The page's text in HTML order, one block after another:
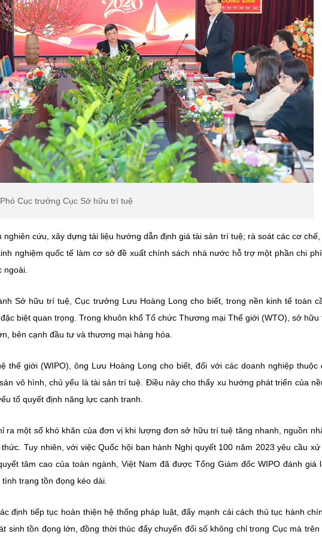
Cục trưởng Cục Sở hữu trí tuệ
cứu, xây dựng tài liệu hướng dẫn định giá tài sản trí tuệ; rà soát các cơ chế,
nghiệm quốc tế làm cơ sở đề xuất chính sách nhà nước hỗ trợ một phần chi
Sở hữu trí tuệ, Cục trưởng Lưu Hoàng Long cho biết, trong nền kinh tế toàn
biệt quan trọng. Trong khuôn khổ Tổ chức Thương mại Thế giới (WTO), sở hữu
bên cạnh đầu tư và thương mại hàng hóa.
thế giới (WIPO), ông Lưu Hoàng Long cho biết, đối với các doanh nghiệp thuộc
vô hình, chủ yếu là tài sản trí tuệ. Điều này cho thấy xu hướng phát triển của
tố quyết định năng lực cạnh tranh.
ra một số khó khăn của đơn vị khi lượng đơn sở hữu trí tuệ tăng nhanh, nguồn
Tuy nhiên, với việc Quốc hội ban hành Nghị quyết 100 năm 2023 yêu cầu xử
tâm cao của toàn ngành, Việt Nam đã được Tổng Giám đốc WIPO đánh giá
trạng tồn đọng kéo dài.
định tiếp tục hoàn thiện hệ thống pháp luật, đẩy mạnh cải cách thủ tục hành
sinh tồn đọng lớn, đồng thời thúc đẩy chuyển đổi số không chỉ trong Cục mà trên